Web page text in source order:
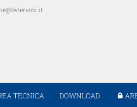
TECNICA DOWNLOAD